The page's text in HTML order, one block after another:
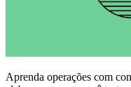
Aprenda operações com